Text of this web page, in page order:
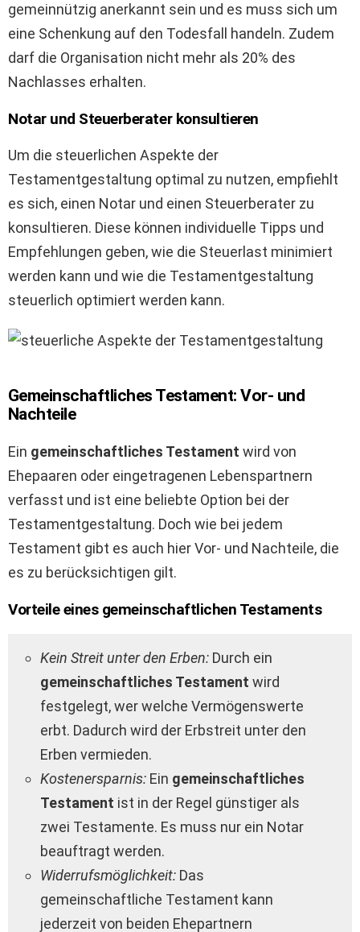
gemeinnützig anerkannt sein und es muss sich um
eine Schenkung auf den Todesfall handeln. Zudem
darf die Organisation nicht mehr als 20% des
Nachlasses erhalten.
Notar und Steuerberater konsultieren
Um die steuerlichen Aspekte der
Testamentgestaltung optimal zu nutzen, empfiehlt
es sich, einen Notar und einen Steuerberater zu
konsultieren. Diese können individuelle Tipps und
Empfehlungen geben, wie die Steuerlast minimiert
werden kann und wie die Testamentgestaltung
steuerlich optimiert werden kann.
Gemeinschaftliches Testament: Vor- und
Nachteile
Ein gemeinschaftliches Testament wird von
Ehepaaren oder eingetragenen Lebenspartnern
verfasst und ist eine beliebte Option bei der
Testamentgestaltung. Doch wie bei jedem
Testament gibt es auch hier Vor- und Nachteile, die
es zu berücksichtigen gilt.
Vorteile eines gemeinschaftlichen Testaments
Kein Streit unter den Erben: Durch ein
gemeinschaftliches Testament wird
festgelegt, wer welche Vermögenswerte
erbt. Dadurch wird der Erbstreit unter den
Erben vermieden.
Kostenersparnis: Ein gemeinschaftliches
Testament ist in der Regel günstiger als
zwei Testamente. Es muss nur ein Notar
beauftragt werden.
Widerrufsmöglichkeit: Das
gemeinschaftliche Testament kann
jederzeit von beiden Ehepartnern